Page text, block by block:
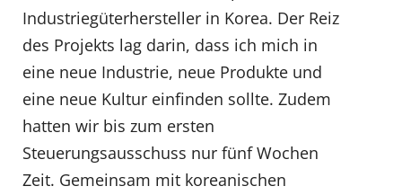
Industriegüterhersteller in Korea. Der Reiz
des Projekts lag darin, dass ich mich in
eine neue Industrie, neue Produkte und
eine neue Kultur einfinden sollte. Zudem
hatten wir bis zum ersten
Steuerungsausschuss nur fünf Wochen
Zeit. Gemeinsam mit koreanischen